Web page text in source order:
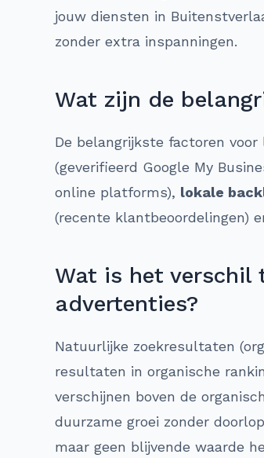
jouw diensten in
zonder extra inspanningen.
Wat zijn de
De belangrijkste factoren voor
(geverifieerd Google My
online platforms), lokale
(recente klantbeoordelingen)
Wat is het verschil
advertenties?
Natuurlijke zoekresultaten
resultaten in organische
verschijnen boven de
duurzame groei zonder
maar geen blijvende waarde